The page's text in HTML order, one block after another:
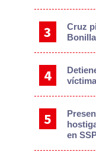
Cruz
en